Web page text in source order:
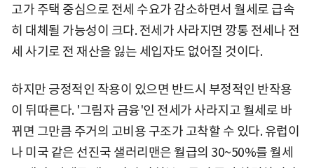
고가 주택 중심으로 전세 수요가 감소하면서 월세로 급속
히 대체될 가능성이 크다. 전세가 사라지면 깡통 전세나 전
세 사기로 전 재산을 잃는 세입자도 없어질 것이다.
하지만 긍정적인 작용이 있으면 반드시 부정적인 반작용
이 뒤따른다. '그림자 금융'인 전세가 사라지고 월세로 바
뀌면 그만큼 주거의 고비용 구조가 고착할 수 있다. 유럽이
나 미국 같은 선진국 샐러리맨은 월급의 30~50%를 월세